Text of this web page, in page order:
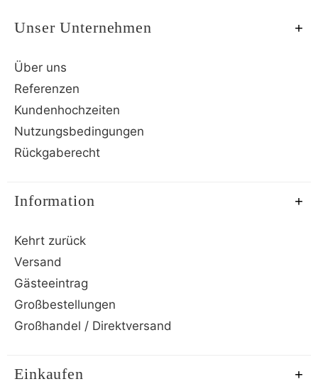
Unser Unternehmen
Über uns
Referenzen
Kundenhochzeiten
Nutzungsbedingungen
Rückgaberecht
Information
Kehrt zurück
Versand
Gästeeintrag
Großbestellungen
Großhandel / Direktversand
Einkaufen